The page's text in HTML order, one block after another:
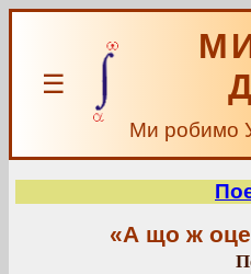
☰
Ми робимо
«А що ж